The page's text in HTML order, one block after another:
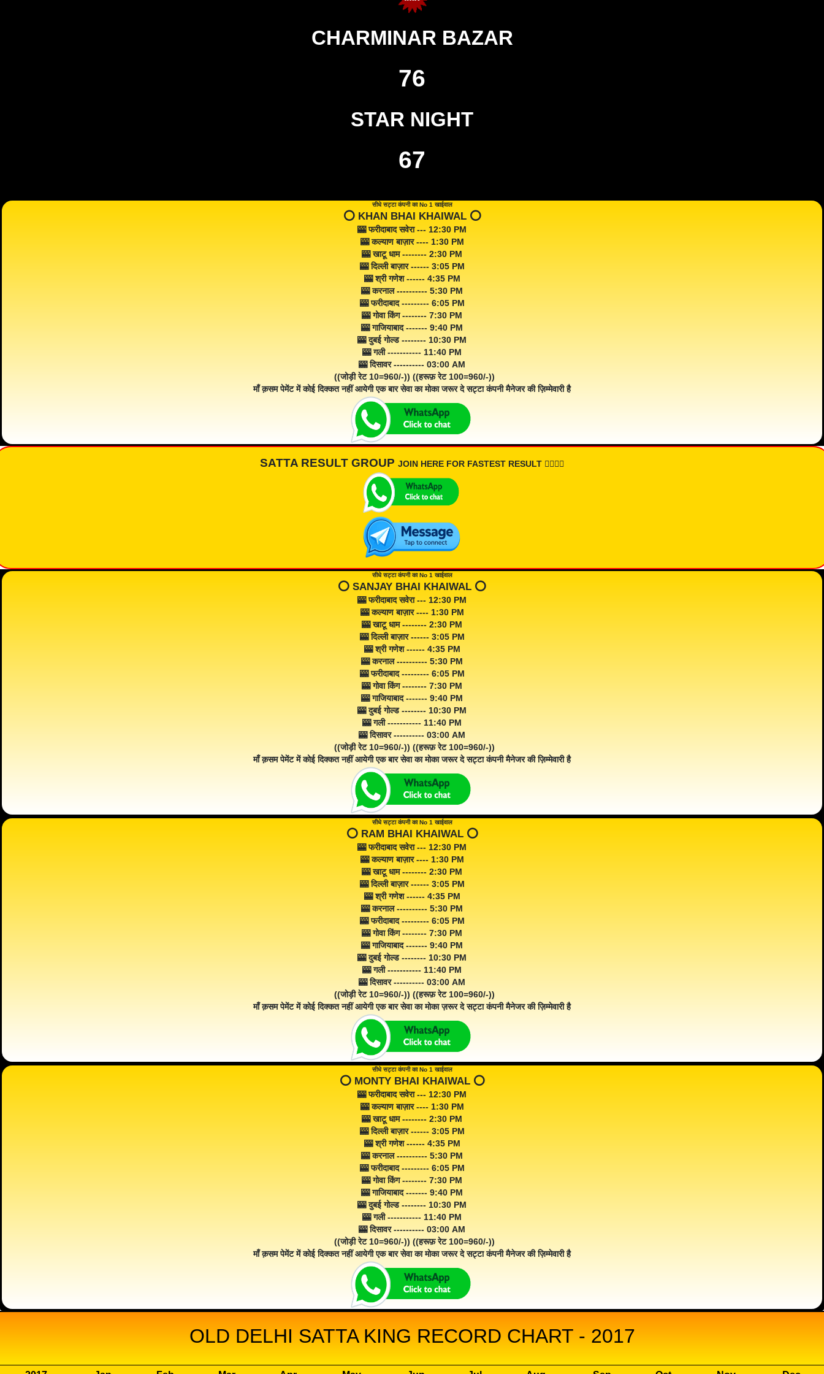
CHARMINAR BAZAR
76
STAR NIGHT
67
सीधे सट्टा कंपनी का No 1 खाईवाल
⭕️ KHAN BHAI KHAIWAL ⭕️
🎰 फरीदाबाद सवेरा --- 12:30 PM
🎰 कल्याण बाज़ार ---- 1:30 PM
🎰 खाटू धाम -------- 2:30 PM
🎰 दिल्ली बाज़ार ------ 3:05 PM
🎰 श्री गणेश ------ 4:35 PM
🎰 करनाल ---------- 5:30 PM
🎰 फरीदाबाद --------- 6:05 PM
🎰 गोवा किंग -------- 7:30 PM
🎰 गाजियाबाद ------- 9:40 PM
🎰 दुबई गोल्ड -------- 10:30 PM
🎰 गली ----------- 11:40 PM
🎰 दिसावर ---------- 03:00 AM
((जोड़ी रेट 10=960/-)) ((हरूफ़ रेट 100=960/-))
माँ क़सम पेमेंट में कोई दिक्कत नहीं आयेगी एक बार सेवा का मोका जरूर दे सट्टा कंपनी मैनेजर की ज़िम्मेवारी है
SATTA RESULT GROUP JOIN HERE FOR FASTEST RESULT 👇🏾👇🏾
सीधे सट्टा कंपनी का No 1 खाईवाल
⭕️ SANJAY BHAI KHAIWAL ⭕️
🎰 फरीदाबाद सवेरा --- 12:30 PM
🎰 कल्याण बाज़ार ---- 1:30 PM
🎰 खाटू धाम -------- 2:30 PM
🎰 दिल्ली बाज़ार ------ 3:05 PM
🎰 श्री गणेश ------ 4:35 PM
🎰 करनाल ---------- 5:30 PM
🎰 फरीदाबाद --------- 6:05 PM
🎰 गोवा किंग -------- 7:30 PM
🎰 गाजियाबाद ------- 9:40 PM
🎰 दुबई गोल्ड -------- 10:30 PM
🎰 गली ----------- 11:40 PM
🎰 दिसावर ---------- 03:00 AM
((जोड़ी रेट 10=960/-)) ((हरूफ़ रेट 100=960/-))
माँ क़सम पेमेंट में कोई दिक्कत नहीं आयेगी एक बार सेवा का मोका जरूर दे सट्टा कंपनी मैनेजर की ज़िम्मेवारी है
सीधे सट्टा कंपनी का No 1 खाईवाल
⭕️ RAM BHAI KHAIWAL ⭕️
🎰 फरीदाबाद सवेरा --- 12:30 PM
🎰 कल्याण बाज़ार ---- 1:30 PM
🎰 खाटू धाम -------- 2:30 PM
🎰 दिल्ली बाज़ार ------ 3:05 PM
🎰 श्री गणेश ------ 4:35 PM
🎰 करनाल ---------- 5:30 PM
🎰 फरीदाबाद --------- 6:05 PM
🎰 गोवा किंग -------- 7:30 PM
🎰 गाजियाबाद ------- 9:40 PM
🎰 दुबई गोल्ड -------- 10:30 PM
🎰 गली ----------- 11:40 PM
🎰 दिसावर ---------- 03:00 AM
((जोड़ी रेट 10=960/-)) ((हरूफ़ रेट 100=960/-))
माँ क़सम पेमेंट में कोई दिक्कत नहीं आयेगी एक बार सेवा का मोका ज़रूर दे सट्टा कंपनी मैनेजर की ज़िम्मेवारी है
सीधे सट्टा कंपनी का No 1 खाईवाल
⭕️ MONTY BHAI KHAIWAL ⭕️
🎰 फरीदाबाद सवेरा --- 12:30 PM
🎰 कल्याण बाज़ार ---- 1:30 PM
🎰 खाटू धाम -------- 2:30 PM
🎰 दिल्ली बाज़ार ------ 3:05 PM
🎰 श्री गणेश ------ 4:35 PM
🎰 करनाल ---------- 5:30 PM
🎰 फरीदाबाद --------- 6:05 PM
🎰 गोवा किंग -------- 7:30 PM
🎰 गाजियाबाद ------- 9:40 PM
🎰 दुबई गोल्ड -------- 10:30 PM
🎰 गली ----------- 11:40 PM
🎰 दिसावर ---------- 03:00 AM
((जोड़ी रेट 10=960/-)) ((हरूफ़ रेट 100=960/-))
माँ क़सम पेमेंट में कोई दिक्कत नहीं आयेगी एक बार सेवा का मोका जरूर दे सट्टा कंपनी मैनेजर की ज़िम्मेवारी है
OLD DELHI SATTA KING RECORD CHART - 2017